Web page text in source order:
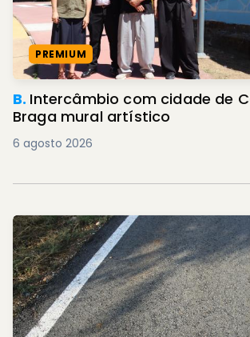
PREMIUM
B. Intercâmbio com cidade de Cali deixa
Braga mural artístico
6 agosto 2026